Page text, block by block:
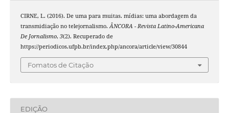
CIRNE, L. (2016). De uma para muitas. mídias: uma abordagem da
transmidiação no telejornalismo.ÂNCORA - Revista Latino-Americana
De Jornalismo, 3(2). Recuperado de
https://periodicos.ufpb.br/index.php/ancora/article/view/30844
Fomatos de Citação
EDIÇÃO